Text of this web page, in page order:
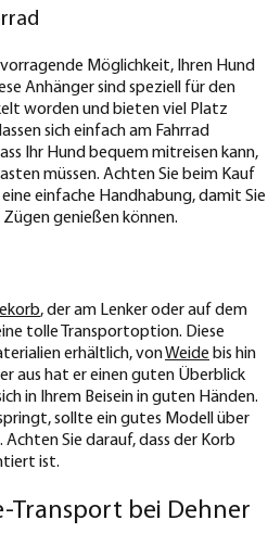
Möglichkeit, Ihren Hund
Anhänger sind speziell für den
worden und bieten viel Platz
sich einfach am Fahrrad
Ihr Hund bequem mitreisen kann,
müssen. Achten Sie beim Kauf
einfache Handhabung, damit Sie
genießen können.
, der am Lenker oder auf dem
tolle Transportoption. Diese
erhältlich, vonWeide bis hin
aus hat er einen guten Überblick
in Ihrem Beisein in guten Händen.
sollte ein gutes Modell über
Sie darauf, dass der Korb
ist.
Transport bei Dehner